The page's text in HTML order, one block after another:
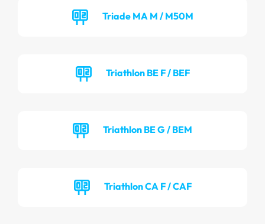
Triade MA M / M50M
Triathlon BE F / BEF
Triathlon BE G / BEM
Triathlon CA F / CAF